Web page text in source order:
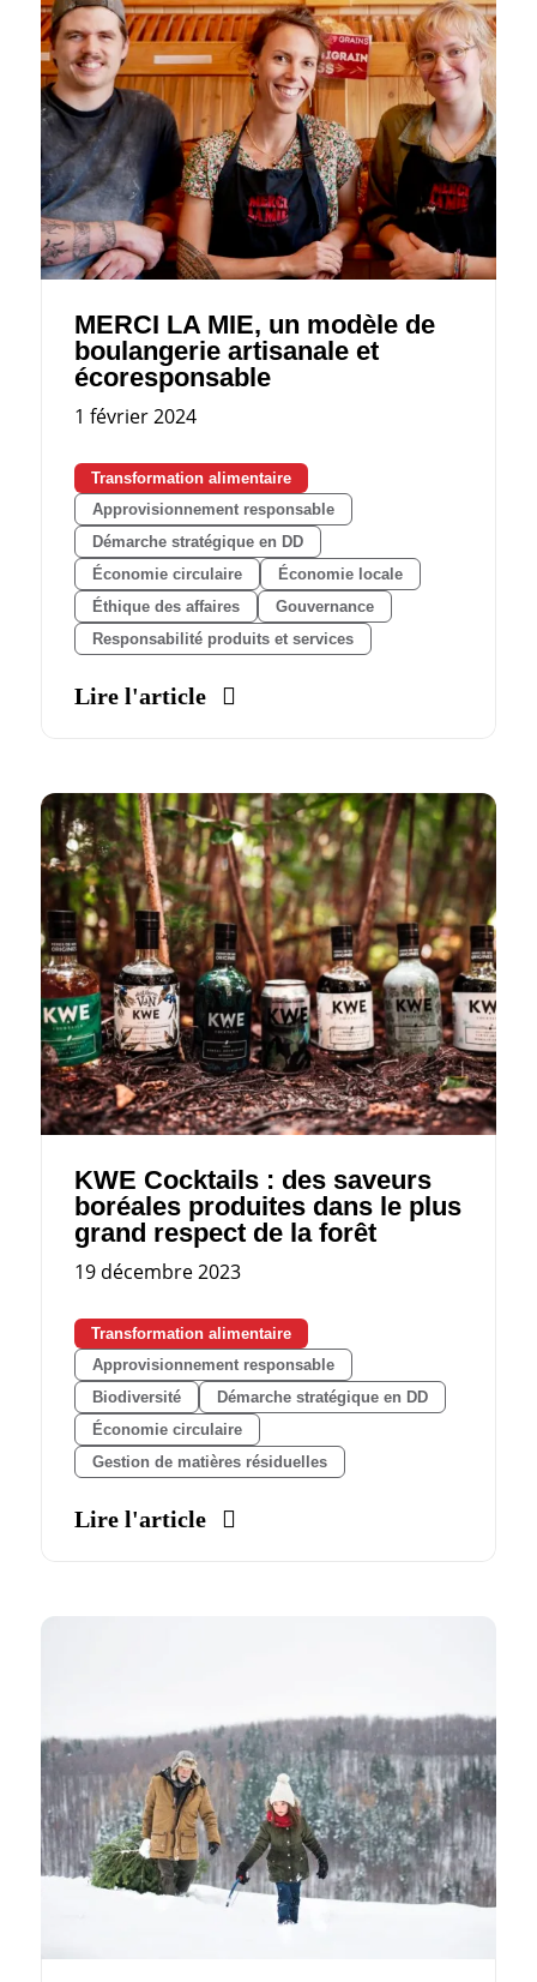
MERCI LA MIE, un modèle de
boulangerie artisanale et
écoresponsable
1 février 2024
Transformation alimentaire
Approvisionnement responsable
Démarche stratégique en DD
Économie circulaire
Économie locale
Éthique des affaires
Gouvernance
Responsabilité produits et services
Lire l'article
KWE Cocktails : des saveurs
boréales produites dans le plus
grand respect de la forêt
19 décembre 2023
Transformation alimentaire
Approvisionnement responsable
Biodiversité
Démarche stratégique en DD
Économie circulaire
Gestion de matières résiduelles
Lire l'article